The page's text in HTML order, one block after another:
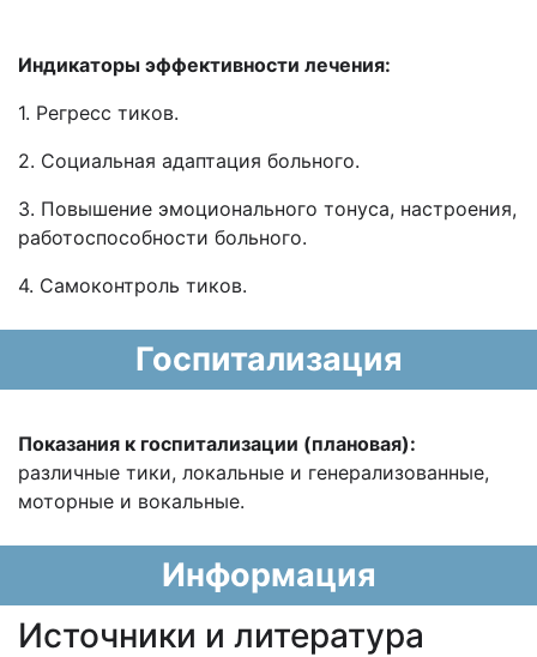
Индикаторы эффективности лечения:
1. Регресс тиков.
2. Социальная адаптация больного.
3. Повышение эмоционального тонуса, настроения,
работоспособности больного.
4. Самоконтроль тиков.
Госпитализация
Показания к госпитализации (плановая):
различные тики, локальные и генерализованные,
моторные и вокальные.
Информация
Источники и литература